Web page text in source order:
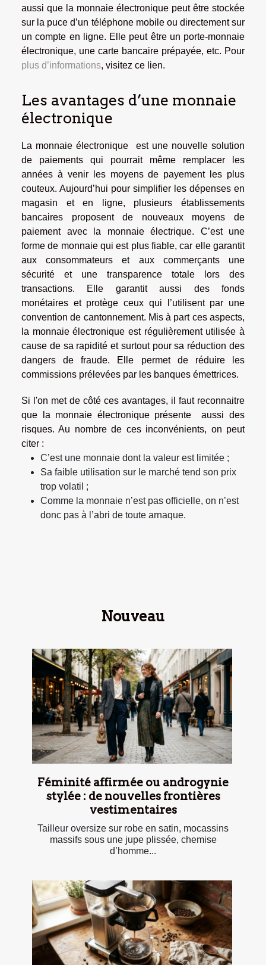
aussi que la monnaie électronique peut être stockée
sur la puce d’un téléphone mobile ou directement sur
un compte en ligne. Elle peut être un porte-monnaie
électronique, une carte bancaire prépayée, etc. Pour
plus d’informations, visitez ce lien.
Les avantages d’une monnaie
électronique
La monnaie électronique est une nouvelle solution
de paiements qui pourrait même remplacer les
années à venir les moyens de payement les plus
couteux. Aujourd’hui pour simplifier les dépenses en
magasin et en ligne, plusieurs établissements
bancaires proposent de nouveaux moyens de
paiement avec la monnaie électrique. C’est une
forme de monnaie qui est plus fiable, car elle garantit
aux consommateurs et aux commerçants une
sécurité et une transparence totale lors des
transactions. Elle garantit aussi des fonds
monétaires et protège ceux qui l’utilisent par une
convention de cantonnement. Mis à part ces aspects,
la monnaie électronique est régulièrement utilisée à
cause de sa rapidité et surtout pour sa réduction des
dangers de fraude. Elle permet de réduire les
commissions prélevées par les banques émettrices.
Si l'on met de côté ces avantages, il faut reconnaitre
que la monnaie électronique présente aussi des
risques. Au nombre de ces inconvénients, on peut
citer :
C’est une monnaie dont la valeur est limitée ;
Sa faible utilisation sur le marché tend son prix
trop volatil ;
Comme la monnaie n’est pas officielle, on n’est
donc pas à l’abri de toute arnaque.
Nouveau
Féminité affirmée ou androgynie
stylée : de nouvelles frontières
vestimentaires
Tailleur oversize sur robe en satin, mocassins
massifs sous une jupe plissée, chemise
d’homme...